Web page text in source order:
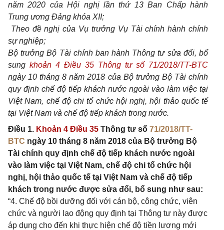
năm 2020 của Hội nghị lần thứ 13 Ban Chấp hành
Trung ương Đảng khóa XII;
Theo đề nghị của Vụ trưởng Vụ Tài chính hành chính
sự nghiệp;
Bộ trưởng Bộ Tài chính ban hành Thông tư sửa đổi, bổ
sung khoản 4 Điều 35 Thông tư số 71/2018/TT-BTC
ngày 10 tháng 8 năm 2018 của Bộ trưởng Bộ Tài chính
quy định chế độ tiếp khách nước ngoài vào làm việc tại
Việt Nam, chế độ chi tổ chức hội nghị, hội thảo quốc tế
tại Việt Nam và chế độ tiếp khách trong nước.
Điều 1. Khoản 4 Điều 35 Thông tư số 71/2018/TT-
BTC ngày 10 tháng 8 năm 2018 của Bộ trưởng Bộ
Tài chính quy định chế độ tiếp khách nước ngoài
vào làm việc tại Việt Nam, chế độ chi tổ chức hội
nghị, hội thảo quốc tế tại Việt Nam và chế độ tiếp
khách trong nước được sửa đổi, bổ sung như sau:
“4. Chế độ bồi dưỡng đối với cán bộ, công chức, viên
chức và người lao động quy định tại Thông tư này được
áp dụng cho đến khi thực hiện chế độ tiền lương mới